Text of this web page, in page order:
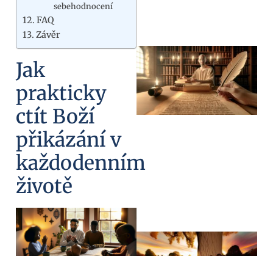
sebehodnocení
FAQ
Závěr
Jak
prakticky
ctít Boží
přikázání v
každodenním
životě